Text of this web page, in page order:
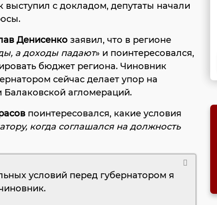
выступил с докладом, депутаты начали
Денисенко заявил, что в регионе
а доходы падают» и поинтересовался,
бюджет региона. Чиновник
сейчас делает упор на
агломераций.
поинтересовался, какие условия
когда соглашался на должность
условий перед губернатором я